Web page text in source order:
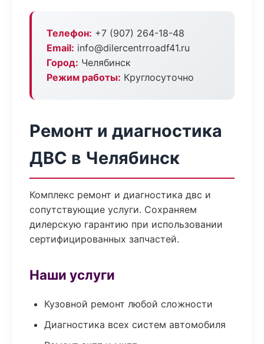
Телефон: +7 (907) 264-18-48
Email: info@dilercentrroadf41.ru
Город: Челябинск
Режим работы: Круглосуточно
Ремонт и диагностика
ДВС в Челябинск
Комплекс ремонт и диагностика двс и
сопутствующие услуги. Сохраняем
дилерскую гарантию при использовании
сертифицированных запчастей.
Наши услуги
Кузовной ремонт любой сложности
Диагностика всех систем автомобиля